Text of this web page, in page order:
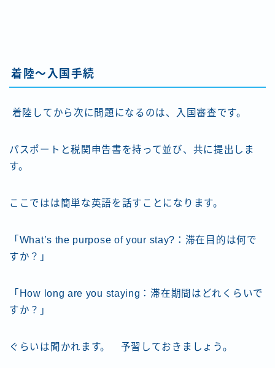
着陸～入国手続
着陸してから次に問題になるのは、入国審査です。
パスポートと税関申告書を持って並び、共に提出しま
す。
ここではは簡単な英語を話すことになります。
「What’s the purpose of your stay?：滞在目的は何で
すか？」
「How long are you staying：滞在期間はどれくらいで
すか？」
ぐらいは聞かれます。 予習しておきましょう。